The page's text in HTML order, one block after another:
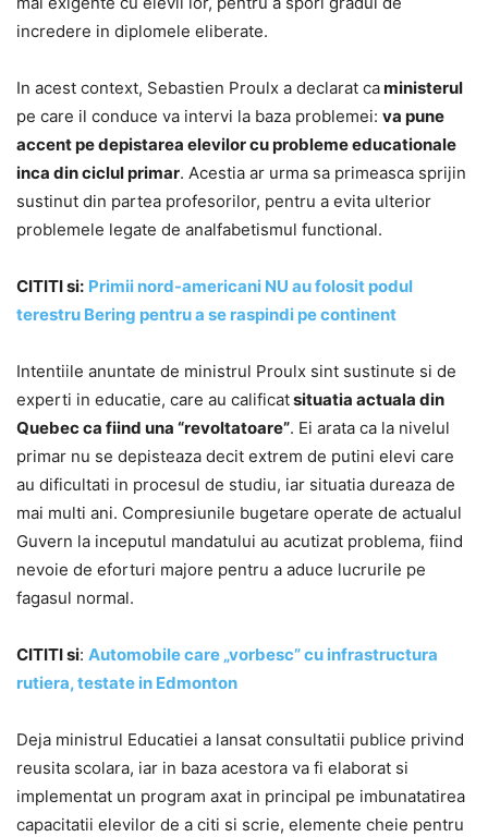
incredere in diplomele eliberate.
In acest context, Sebastien Proulx a declarat caministerul
pe care il conduce va intervi la baza problemei: va pune
accent pe depistarea elevilor cu probleme educationale
inca din ciclul primar. Acestia ar urma sa primeasca sprijin
sustinut din partea profesorilor, pentru a evita ulterior
problemele legate de analfabetismul functional.
CITITI si: Primii nord-americani NU au folosit podul
terestru Bering pentru a se raspindi pe continent
Intentiile anuntate de ministrul Proulx sint sustinute si de
experti in educatie, care au calificatsituatia actuala din
Quebec ca fiind una “revoltatoare”. Ei arata ca la nivelul
primar nu se depisteaza decit extrem de putini elevi care
au dificultati in procesul de studiu, iar situatia dureaza de
mai multi ani. Compresiunile bugetare operate de actualul
Guvern la inceputul mandatului au acutizat problema, fiind
nevoie de eforturi majore pentru a aduce lucrurile pe
fagasul normal.
CITITI si: Automobile care „vorbesc” cu infrastructura
rutiera, testate in Edmonton
Deja ministrul Educatiei a lansat consultatii publice privind
reusita scolara, iar in baza acestora va fi elaborat si
implementat un program axat in principal pe imbunatatirea
capacitatii elevilor de a citi si scrie, elemente cheie pentru